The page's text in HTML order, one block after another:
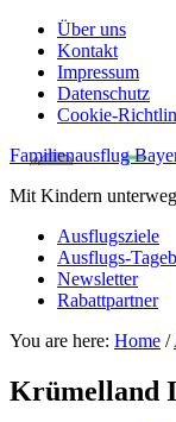
Über uns
Kontakt
Impressum
Datenschutz
Cookie-
Familienausflug
Mit Kindern
Ausflugsziele
Ausflugs-
Newsletter
Rabattpartner
You are here: Home /
Krümelland